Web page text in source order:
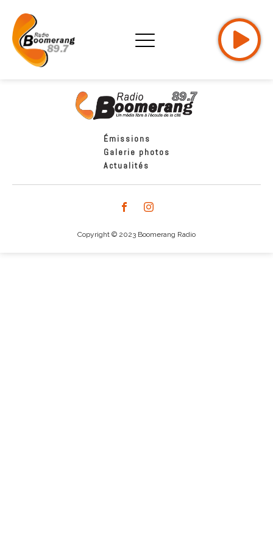
Émissions
Galerie photos
Actualités
Copyright © 2023 Boomerang Radio